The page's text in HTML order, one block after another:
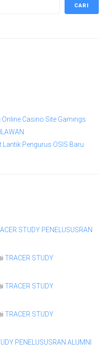
CARI
Casino Site Gamings
Pengurus OSIS Baru
STUDY PENELUSUSRAN
TRACER STUDY
TRACER STUDY
TRACER STUDY
PENELUSUSRAN ALUMNI